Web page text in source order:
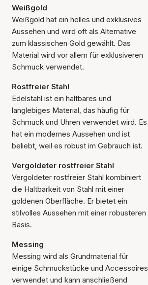
Weißgold
Weißgold hat ein helles und exklusives
Aussehen und wird oft als Alternative
zum klassischen Gold gewählt. Das
Material wird vor allem für exklusiveren
Schmuck verwendet.
Rostfreier Stahl
Edelstahl ist ein haltbares und
langlebiges Material, das häufig für
Schmuck und Uhren verwendet wird. Es
hat ein modernes Aussehen und ist
beliebt, weil es robust im Gebrauch ist.
Vergoldeter rostfreier Stahl
Vergoldeter rostfreier Stahl kombiniert
die Haltbarkeit von Stahl mit einer
goldenen Oberfläche. Er bietet ein
stilvolles Aussehen mit einer robusteren
Basis.
Messing
Messing wird als Grundmaterial für
einige Schmuckstücke und Accessoires
verwendet und kann anschließend